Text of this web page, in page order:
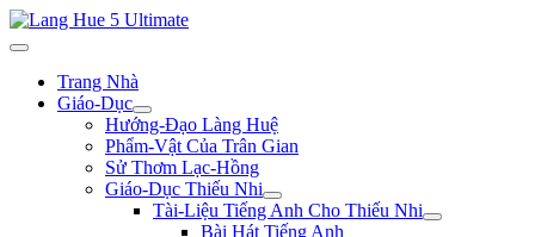
Trang Nhà
Giáo-Dục
Hướng-Đạo Làng Huệ
Phẩm-Vật Của Trân Gian
Sử Thơm Lạc-Hồng
Giáo-Dục Thiếu Nhi
Tài-Liệu Tiếng Anh Cho Thiếu Nhi
Bài Hát Tiếng Anh